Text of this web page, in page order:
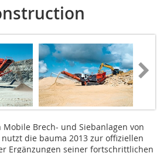
Brech- und Siebanlagen von
die bauma 2013 zur offiziellen
Ergänzungen seiner fortschrittlichen